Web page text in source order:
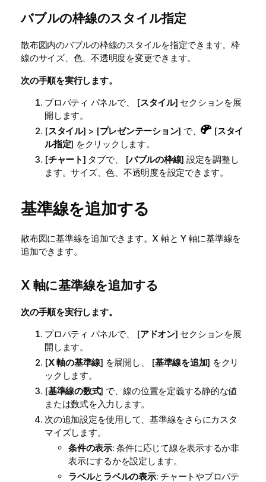
バブルの枠線のスタイル指定
散布図内のバブルの枠線のスタイルを指定できます。枠
線のサイズ、色、不透明度を変更できます。
次の手順を実行します。
プロパティ パネルで、 [スタイル] セクションを展
開します。
[スタイル] > [プレゼンテーション] で、 [スタイ
ル指定] をクリックします。
[チャート] タブで、 [バブルの枠線] 設定を調整し
ます。サイズ、色、不透明度を設定できます。
基準線を追加する
散布図に基準線を追加できます。X 軸と Y 軸に基準線を
追加できます。
X 軸に基準線を追加する
次の手順を実行します。
プロパティ パネルで、 [アドオン] セクションを展
開します。
[X 軸の基準線] を展開し、 [基準線を追加] をクリ
ックします。
[基準線の数式] で、線の位置を定義する静的な値
または数式を入力します。
次の追加設定を使用して、基準線をさらにカスタ
マイズします。
条件の表示: 条件に応じて線を表示するか非
表示にするかを設定します。
ラベルと ラベルの表示: チャートやプロパテ